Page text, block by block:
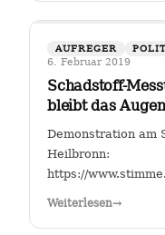
AUFREGER
6. Februar 2019
Schadstoff-
bleibt das
Demonstration am
Heilbronn:
https://
Fahrverbote-
Weiterlesen→